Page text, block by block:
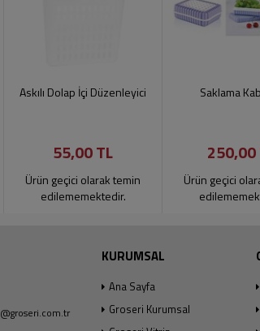
Askılı Dolap İçi Düzenleyici
55,00 TL
Ürün geçici olarak temin
edilememektedir.
Saklama
250,00
Ürün geçici
KURUMSAL
Ana Sayfa
Groseri Kurumsal